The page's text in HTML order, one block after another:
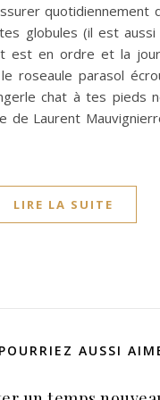
globules (il est
est en ordre et la
roseaule parasol
chat à tes pieds
de Laurent
LIRE LA SUITE
AUSSI